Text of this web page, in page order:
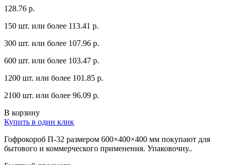
128.76 р.
150 шт. или более 113.41 p.
300 шт. или более 107.96 p.
600 шт. или более 103.47 p.
1200 шт. или более 101.85 p.
2100 шт. или более 96.09 p.
В корзину
Купить в один клик
Гофрокороб П-32 размером 600×400×400 мм покупают для
бытового и коммерческого применения. Упаковочну..